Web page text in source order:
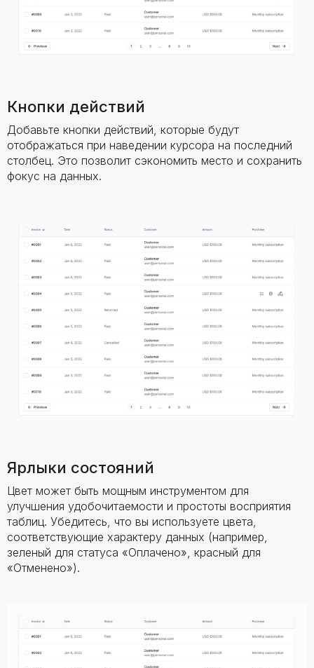
Кнопки действий
Добавьте кнопки действий, которые будут
отображаться при наведении курсора на последний
столбец. Это позволит сэкономить место и сохранить
фокус на данных.
Ярлыки состояний
Цвет может быть мощным инструментом для
улучшения удобочитаемости и простоты восприятия
таблиц. Убедитесь, что вы используете цвета,
соответствующие характеру данных (например,
зеленый для статуса «Оплачено», красный для
«Отменено»).